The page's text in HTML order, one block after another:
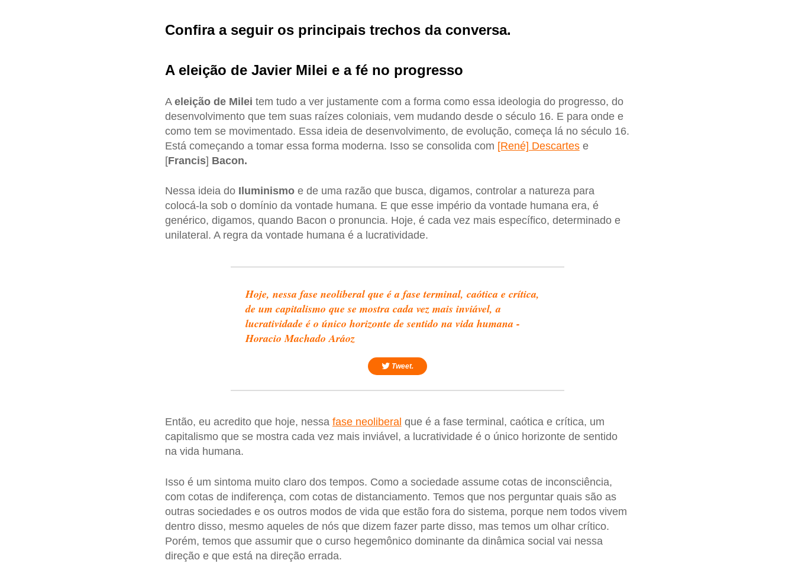
Confira a seguir os principais trechos da conversa.
A eleição de Javier Milei e a fé no progresso
A eleição de Milei tem tudo a ver justamente com a forma como essa ideologia do progresso, do
desenvolvimento que tem suas raízes coloniais, vem mudando desde o século 16. E para onde e
como tem se movimentado. Essa ideia de desenvolvimento, de evolução, começa lá no século 16.
Está começando a tomar essa forma moderna. Isso se consolida com [René] Descartese
[Francis] Bacon.
Nessa ideia do Iluminismoe de uma razão que busca, digamos, controlar a natureza para
colocá-la sob o domínio da vontade humana. E que esse império da vontade humana era, é
genérico, digamos, quando Bacon o pronuncia. Hoje, é cada vez mais específico, determinado e
unilateral. A regra da vontade humana é a lucratividade.
Hoje, nessa fase neoliberal que é a fase terminal, caótica e crítica,
de um capitalismo que se mostra cada vez mais inviável, a
lucratividade é o único horizonte de sentido na vida humana -
Horacio Machado Aráoz
Tweet.
Então, eu acredito que hoje, nessa fase neoliberal que é a fase terminal, caótica e crítica, um
capitalismo que se mostra cada vez mais inviável, a lucratividade é o único horizonte de sentido
na vida humana.
Isso é um sintoma muito claro dos tempos. Como a sociedade assume cotas de inconsciência,
com cotas de indiferença, com cotas de distanciamento. Temos que nos perguntar quais são as
outras sociedades e os outros modos de vida que estão fora do sistema, porque nem todos vivem
dentro disso, mesmo aqueles de nós que dizem fazer parte disso, mas temos um olhar crítico.
Porém, temos que assumir que o curso hegemônico dominante da dinâmica social vai nessa
direção e que está na direção errada.